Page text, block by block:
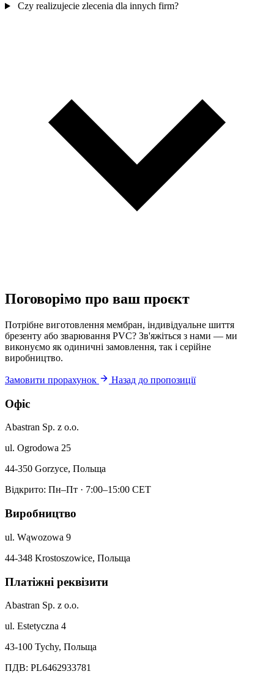
Czy realizujecie zlecenia dla innych firm?
Поговорімо про ваш проєкт
Потрібне виготовлення мембран, індивідуальне шиття
брезенту або зварювання PVC? Зв'яжіться з нами — ми
виконуємо як одиничні замовлення, так і серійне
виробництво.
Замовити прорахунок Назад до пропозиції
Офіс
Abastran Sp. z o.o.
ul. Ogrodowa 25
44-350 Gorzyce, Польща
Відкрито: Пн–Пт · 7:00–15:00 CET
Виробництво
ul. Wąwozowa 9
44-348 Krostoszowice, Польща
Платіжні реквізити
Abastran Sp. z o.o.
ul. Estetyczna 4
43-100 Tychy, Польща
ПДВ: PL6462933781